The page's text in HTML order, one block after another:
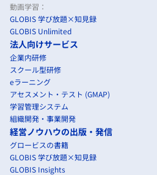
動画学習：
GLOBIS 学び放題×知見録
GLOBIS Unlimited
法人向けサービス
企業内研修
スクール型研修
eラーニング
アセスメント・テスト (GMAP)
学習管理システム
組織開発・事業開発
経営ノウハウの出版・発信
グロービスの書籍
GLOBIS 学び放題×知見録
GLOBIS Insights